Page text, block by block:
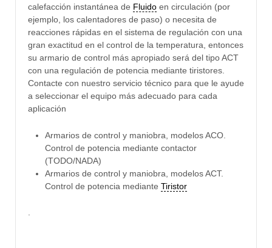
calefacción instantánea de Fluido en circulación (por
ejemplo, los calentadores de paso) o necesita de
reacciones rápidas en el sistema de regulación con una
gran exactitud en el control de la temperatura, entonces
su armario de control más apropiado será del tipo ACT
con una regulación de potencia mediante tiristores.
Contacte con nuestro servicio técnico para que le ayude
a seleccionar el equipo más adecuado para cada
aplicación
Armarios de control y maniobra, modelos ACO.
Control de potencia mediante contactor
(TODO/NADA)
Armarios de control y maniobra, modelos ACT.
Control de potencia mediante Tiristor